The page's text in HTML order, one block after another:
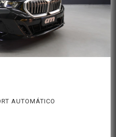
AUTOMÁTICO